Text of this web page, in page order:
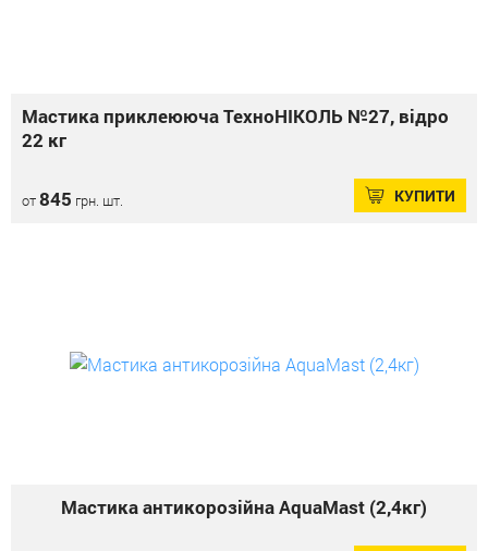
Мастика приклеююча ТехноНІКОЛЬ №27, відро
22 кг
от845 грн. шт. КУПИТИ
Мастика антикорозійна AquaMast (2,4кг)